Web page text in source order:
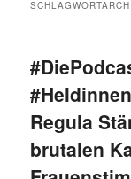
Regula
brutalen